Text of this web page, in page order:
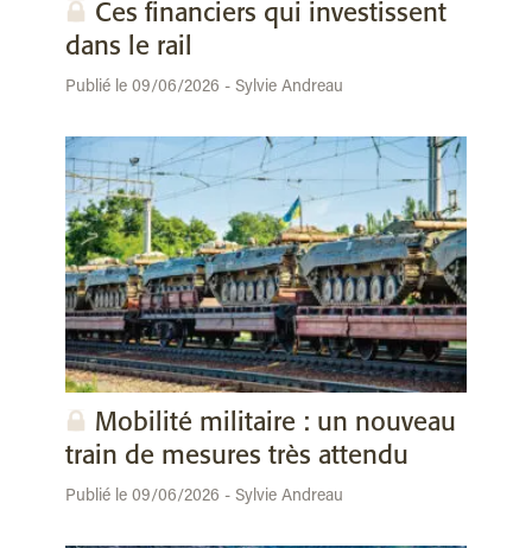
Ces financiers qui investissent
dans le rail
Publié le 09/06/2026 - Sylvie Andreau
Mobilité militaire : un nouveau
train de mesures très attendu
Publié le 09/06/2026 - Sylvie Andreau